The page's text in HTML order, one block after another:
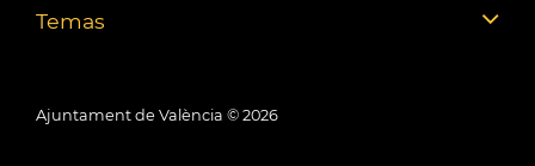
Temas
Ajuntament de València © 2026